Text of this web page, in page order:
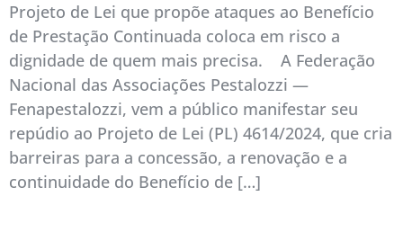
Projeto de Lei que propõe ataques ao Benefício
de Prestação Continuada coloca em risco a
dignidade de quem mais precisa. A Federação
Nacional das Associações Pestalozzi —
Fenapestalozzi, vem a público manifestar seu
repúdio ao Projeto de Lei (PL) 4614/2024, que cria
barreiras para a concessão, a renovação e a
continuidade do Benefício de […]